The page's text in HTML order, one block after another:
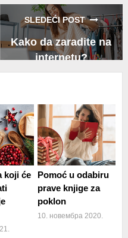
Whatsapp
SLEDEĆI POST
Kako da zaradite na
internetu?
koji će
Pomoć u odabiru
prave knjige za
poklon
10. новембра 2020.